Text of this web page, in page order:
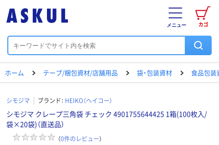
カゴ
メニュー
ホーム テープ/梱包資材/店舗用品 袋・包装資材 食品包装
シモジマ ブランド： HEIKO（ヘイコー）
シモジマ クレープ三角袋 チェック 4901755644425 1箱(100枚入/
袋×20袋)（直送品）
（0件のレビュー）